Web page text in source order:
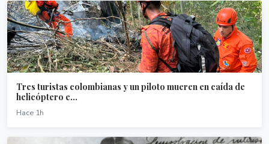
Tres turistas colombianas y un piloto mueren en caída de
helicóptero e...
Hace 1h